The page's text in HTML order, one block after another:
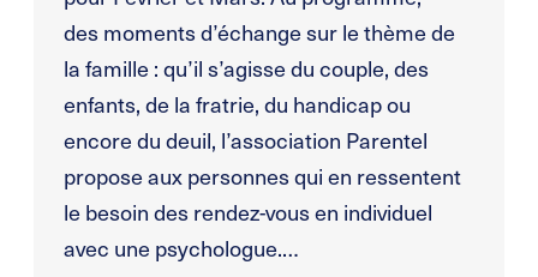
des moments d’échange sur le thème de
la famille : qu’il s’agisse du couple, des
enfants, de la fratrie, du handicap ou
encore du deuil, l’association Parentel
propose aux personnes qui en ressentent
le besoin des rendez-vous en individuel
avec une psychologue.…